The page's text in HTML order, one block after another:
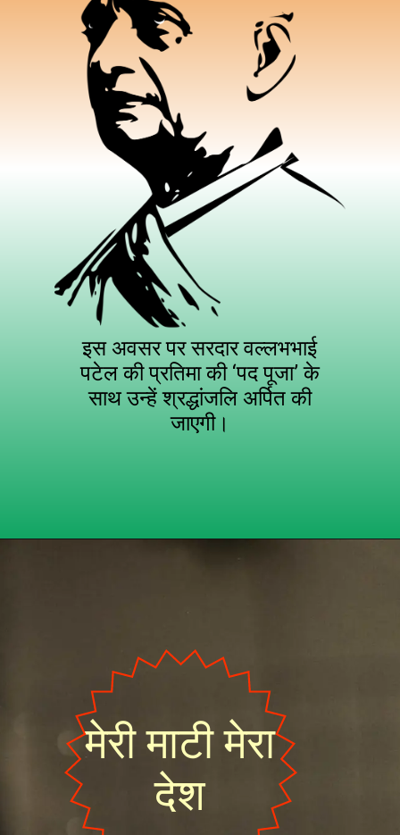
इस अवसर पर सरदार वल्लभभाई
पटेल की प्रतिमा की ‘पद पूजा’ के
साथ उन्हें श्रद्धांजलि अर्पित की
जाएगी।
मेरी माटी मेरा
देश